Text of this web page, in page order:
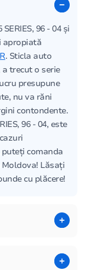
96 - 04 și
apropiată
. Sticla auto
trecut o serie
presupune
nu va răni
contondente.
96 - 04, este
comanda
Lăsați
cu plăcere!